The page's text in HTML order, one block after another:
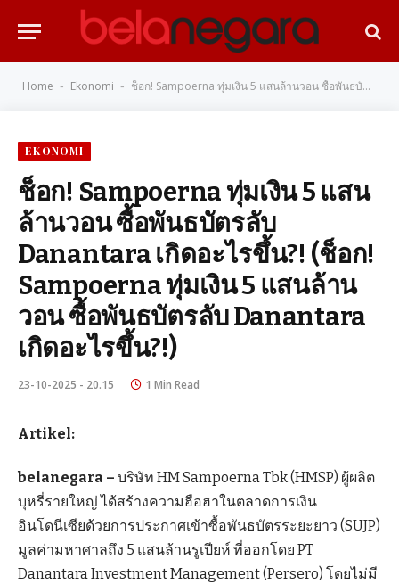
Home - Ekonomi - ช็อก! Sampoerna ทุ่มเงิน 5 แสนล้านวอน ซื้อพันธบัตรลับ Danantara เกิดอะไรขึ้น?! (ช็อก! Sampoerna ทุ่มเงิน 5 แสนล้านวอน ซื้อพันธบัตรลับ Danantara เกิดอะไรขึ้น?!)
EKONOMI
ช็อก! Sampoerna ทุ่มเงิน 5 แสน
ล้านวอน ซื้อพันธบัตรลับ
Danantara เกิดอะไรขึ้น?! (ช็อก!
Sampoerna ทุ่มเงิน 5 แสนล้าน
วอน ซื้อพันธบัตรลับ Danantara
เกิดอะไรขึ้น?!)
23-10-2025 - 20.15 1 Min Read
Artikel:
belanegara – บริษัท HM Sampoerna Tbk (HMSP) ผู้ผลิต
บุหรี่รายใหญ่ ได้สร้างความฮือฮาในตลาดการเงิน
อินโดนีเซียด้วยการประกาศเข้าซื้อพันธบัตรระยะยาว (SUJP)
มูลค่ามหาศาลถึง 5 แสนล้านรูเปียห์ ที่ออกโดย PT
Danantara Investment Management (Persero) โดยไม่มี